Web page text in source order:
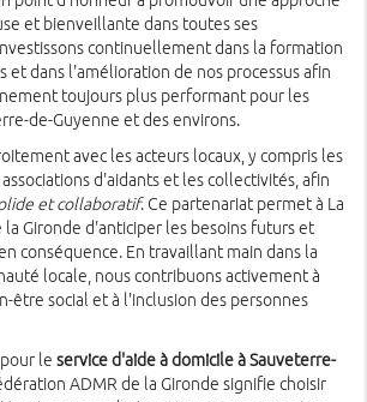
et bienveillante dans toutes ses
continuellement dans la formation
et dans l'amélioration de nos processus afin
toujours plus performant pour les
de-Guyenne et des environs.
avec les acteurs locaux, y compris les
d'aidants et les collectivités, afin
et collaboratif. Ce partenariat permet à La
la Gironde d'anticiper les besoins futurs et
conséquence. En travaillant main dans la
locale, nous contribuons activement à
être social et à l'inclusion des personnes
le service d'aide à domicile à Sauveterre-
ADMR de la Gironde signifie choisir